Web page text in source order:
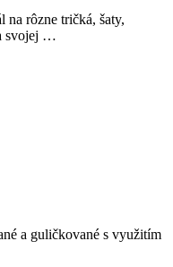
rôzne tričká, šaty,
svojej …
a guličkované s využitím